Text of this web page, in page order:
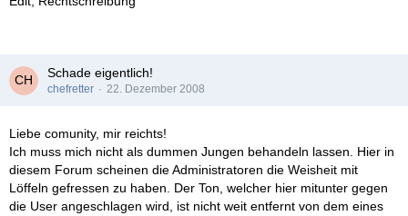
Schade eigentlich!
chefretter 22. Dezember 2008
Liebe comunity, mir reichts!
Ich muss mich nicht als dummen Jungen behandeln lassen. Hier in
diesem Forum scheinen die Administratoren die Weisheit mit
Löffeln gefressen zu haben. Der Ton, welcher hier mitunter gegen
die User angeschlagen wird, ist nicht weit entfernt von dem eines